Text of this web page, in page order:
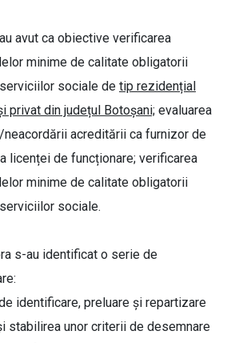
avut ca obiective verificarea
minime de calitate obligatorii
sociale de tip rezidențial
privat din județul Botoșani; evaluarea
acreditării ca furnizor de
licenței de funcționare; verificarea
minime de calitate obligatorii
sociale.
s-au identificat o serie de
identificare, preluare și repartizare
stabilirea unor criterii de desemnare